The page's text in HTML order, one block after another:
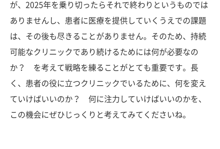
が、2025年を乗り切ったらそれで終わりというものでは
ありませんし、患者に医療を提供していくうえでの課題
は、その後も尽きることがありません。そのため、持続
可能なクリニックであり続けるためには何が必要なの
か？ を考えて戦略を練ることがとても重要です。長
く、患者の役に立つクリニックでいるために、何を変え
ていけばいいのか？ 何に注力していけばいいのかを、
この機会にぜひじっくりと考えてみてくださいね。